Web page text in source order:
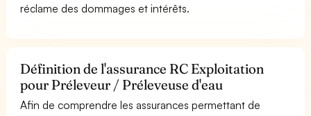
réclame des dommages et intérêts.
Définition de l'assurance RC Exploitation
pour Préleveur / Préleveuse d'eau
Afin de comprendre les assurances permettant de